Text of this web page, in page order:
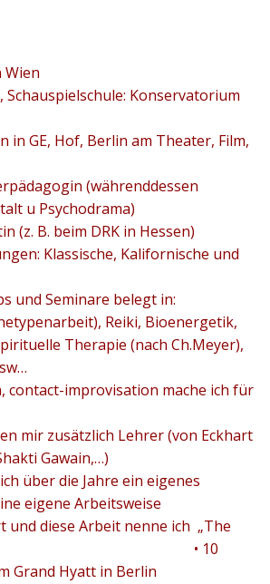
Wien
Schauspielschule: Konservatorium
in GE, Hof, Berlin am Theater, Film,
(währenddessen
u Psychodrama)
(z. B. beim DRK in Hessen)
Klassische, Kalifornische und
und Seminare belegt in:
Reiki, Bioenergetik,
Therapie (nach Ch.Meyer),
contact-improvisation mache ich für
mir zusätzlich Lehrer (von Eckhart
Gawain,…)
über die Jahre ein eigenes
eigene Arbeitsweise
und diese Arbeit nenne ich „The
• 10
Grand Hyatt in Berlin